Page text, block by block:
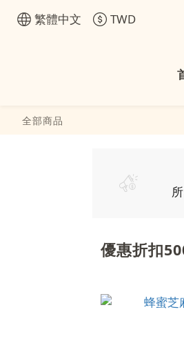
繁體中文 TWD
全部商品
優惠折扣